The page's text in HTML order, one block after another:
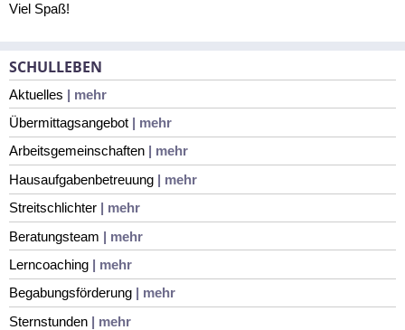
Viel Spaß!
SCHULLEBEN
Aktuelles | mehr
Übermittagsangebot | mehr
Arbeitsgemeinschaften | mehr
Hausaufgabenbetreuung | mehr
Streitschlichter | mehr
Beratungsteam | mehr
Lerncoaching | mehr
Begabungsförderung | mehr
Sternstunden | mehr